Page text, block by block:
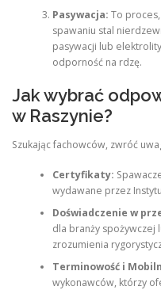
Pasywacja: To
spawaniu stal
pasywacji lub
odporność na rdzę.
Jak wybrać
w Raszynie?
Szukając fachowców, zwróć
Certyfikaty:
wydawane przez
Doświadczenie w
dla branży spożywczej
zrozumienia
Terminowość i
wykonawców, którzy